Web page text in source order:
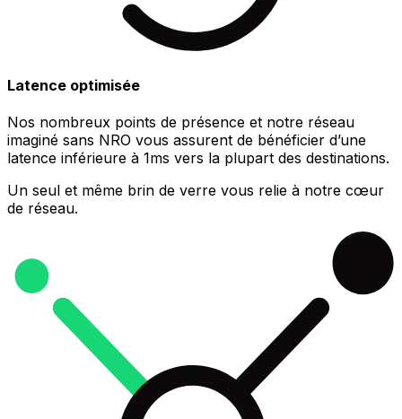
Latence optimisée
Nos nombreux points de présence et notre réseau
imaginé sans NRO vous assurent de bénéficier d’une
latence inférieure à 1ms vers la plupart des destinations.
Un seul et même brin de verre vous relie à notre cœur
de réseau.